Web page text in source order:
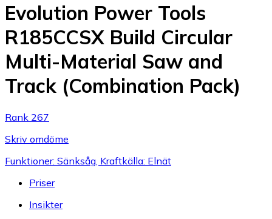
Evolution Power Tools
R185CCSX Build Circular
Multi-Material Saw and
Track (Combination Pack)
Rank 267
Skriv omdöme
Funktioner: Sänksåg, Kraftkälla: Elnät
Priser
Insikter